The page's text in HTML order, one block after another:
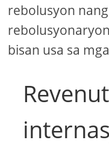
rebolusyon
bisan usa sa